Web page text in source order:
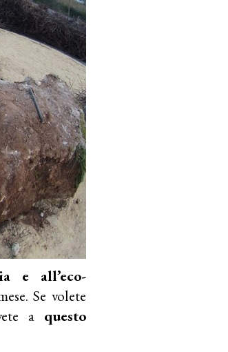
e all’eco-
Se volete
a questo